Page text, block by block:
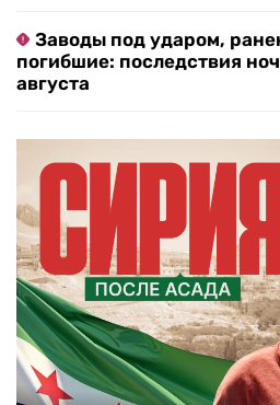
Заводы под ударом,
погибшие: последствия
августа